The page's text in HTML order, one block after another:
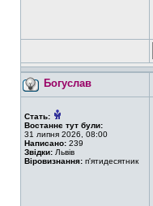
Богуслав
Стать:
Востаннє тут були:
31 липня 2026, 08:00
Написано: 239
Звідки: Львів
Віровизнання: п'ятидесятник